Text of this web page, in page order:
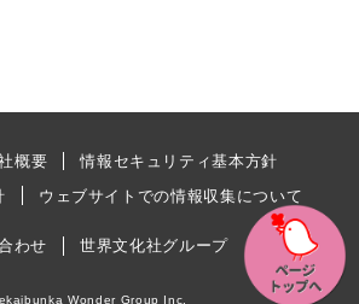
概要
情報セキュリティ基本方針
ウェブサイトでの情報収集について
わせ 世界文化社グループ
Wonder Group Inc.